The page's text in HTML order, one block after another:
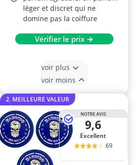
léger et discret qui ne
domine pas la coiffure
Vérifier le prix →
voir plus
voir moins
2. MEILLEURE VALEUR
NOTRE AVIS
9,6
Excellent
69